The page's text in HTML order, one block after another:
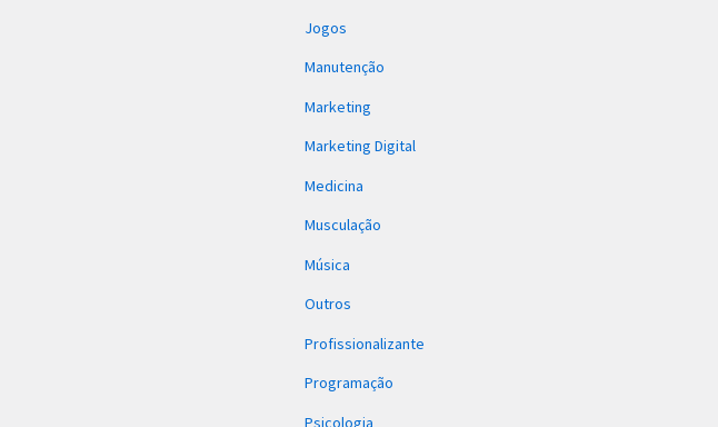
Jogos
Manutenção
Marketing
Marketing Digital
Medicina
Musculação
Música
Outros
Profissionalizante
Programação
Psicologia